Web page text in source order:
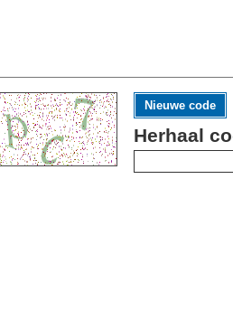
Nieuwe code
Herhaal